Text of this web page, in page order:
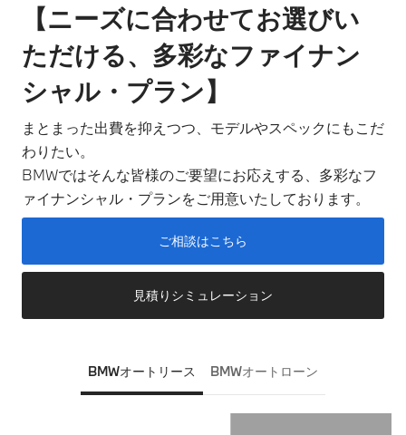
【ニーズに合わせてお選びい
ただける、多彩なファイナン
シャル・プラン】
まとまった出費を抑えつつ、モデルやスペックにもこだ
わりたい。
BMWではそんな皆様のご要望にお応えする、多彩なフ
ァイナンシャル・プランをご用意いたしております。
ご相談はこちら​
見積りシミュレーション​
BMWオートリース BMWオートローン